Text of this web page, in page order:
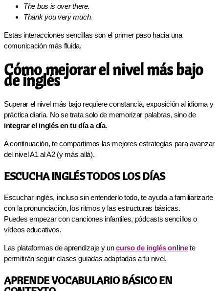
The bus is over there.
Thank you very much.
Estas interacciones sencillas son el primer paso hacia una
comunicación más fluida.
Cómo mejorar el nivel más bajo
de inglés
Superar el nivel más bajo requiere constancia, exposición al idioma y
práctica diaria. No se trata solo de memorizar palabras, sino de
integrar el inglés en tu día a día.
A continuación, te compartimos las mejores estrategias para avanzar
del nivel A1 al A2 (y más allá).
ESCUCHA INGLÉS TODOS LOS DÍAS
Escuchar inglés, incluso sin entenderlo todo, te ayuda a familiarizarte
con la pronunciación, los ritmos y las estructuras básicas.
Puedes empezar con canciones infantiles, pódcasts sencillos o
vídeos educativos.
Las plataformas de aprendizaje y uncurso de inglés onlinete
permitirán seguir clases guiadas adaptadas a tu nivel.
APRENDE VOCABULARIO BÁSICO EN